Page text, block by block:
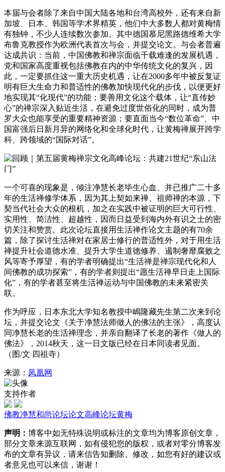
本届与会者除了来自中国大陆各地和台湾高校外，还有来自新
加坡、日本、韩国等学术界精英，他们中大多数人都对黄梅情
有独钟，不少人连续数次参加。其中德国慕尼黑路德维希大学
布鲁克教授作为欧洲代表首次与会，并提交论文。与会者普遍
达成共识：当前，中国佛教和禅宗面临千载难逢的发展机遇，
党和国家高度重视包括佛教在内的中华传统文化的复兴，因
此，一定要抓住这一重大历史机遇，让在2000多年中被反复证
明有巨大生命力和普适性的佛教加快现代化的步伐，以便更好
地实现其“化现代”的功能；要善用文化这个载体，让“直传妙
心”的禅宗深入贴近生活，在避免过度世俗化的同时，成为普
罗大众也能享受的重要精神资源；要直面当今“数位革命”、中
国富强后日新月异的网络化和全球化时代，让黄梅禅展开跨学
科、跨领域的“国际对话”。
一个可喜的现象是，倾注净慧长老毕生心血、并已推广二十多
年的生活禅修学体系，因为其上契如来禅、祖师禅的本源，下
契当代社会大众的根机，加之在实践中被证明的巨大可行性、
实用性、简洁性、超越性，因而日益受到海内外有识之士的密
切关注和赞赏。此次论坛直接用生活禅作论文主题的有70余
篇，除了探讨生活禅对在家居士修行的普适性外，对于用生活
禅提升社会道德水准、提升大学生道德修养、遏制奢靡腐败之
风等寄予厚望，有的学者明确提出“生活禅是禅宗现代化和人
间佛教的成功探索”，有的学者则提出“愿生活禅早日走上国际
化”，有的学者甚至将生活禅运动与中国佛教的未来紧密关
联。
作为呼应，日本东北大学知名教授中嶋隆藏先生第二次来到论
坛，并提交论文《关于净慧法师做人的佛法的主张》，高度认
同净慧长老的生活禅理念，并亲自翻译了长老的著作《做人的
佛法》，2014秋天，这一日文版已经在日本同读者见面。
（图/文 四祖寺）
来源： 凤凰网
支持作者
佛教净慧和尚论坛论文高峰论坛黄梅
声明： 博客中如无特殊说明或标注的文章均为博客原创文章，
部分文章来源互联网，如有侵犯您的版权，或者对零分博客发
布的文章有异议，请来信告知删除、修改，如您有好的建议或
者意见也可以来信，谢谢！